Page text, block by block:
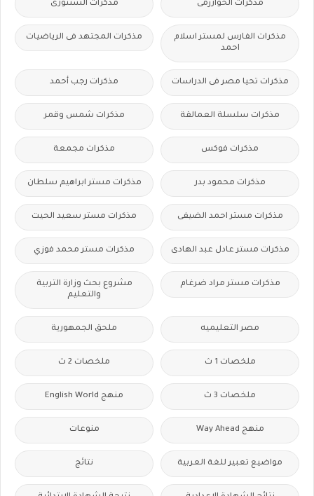
مذكرات الخوارزمى مذكرات الشنتورى
مذكرات الفارس لمستر اسلام
احمد
مذكرات المجتهد فى الرياضيات
مذكرات تحيا مصر فى الدراسات مذكرات رجب أحمد
مذكرات سلسلة العمالقة مذكرات شمس وقمر
مذكرات فوكس مذكرات مجمعة
مذكرات محمود بدر مذكرات مستر ابراهيم سلطان
مذكرات مستر احمد الضيفى مذكرات مستر سعيد الحيت
مذكرات مستر عادل عبد الهادى مذكرات مستر محمد فوزي
مذكرات مستر مراد ضرغام
مشروع بحث وزارة التربية
والتعليم
مصر التعليميه ملحق الجمهورية
ملخصات 1 ث ملخصات 2 ث
ملخصات 3 ث منهج English World
منهج Way Ahead منوعات
مواضيع تعبير للغة العربية نتائج